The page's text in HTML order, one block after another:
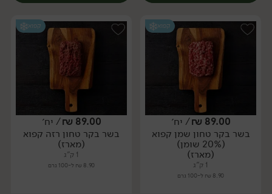
מארז מארז
קפוא
89.00
₪/ יח׳
בשר בקר טחון שמן קפוא
(20% שומן)
(מארז)
1 ק"ג
8.90 ₪ ל-100 גרם
קפוא
89.00
₪/ יח׳
בשר בקר טחון רזה קפוא
(מארז)
1 ק"ג
8.90 ₪ ל-100 גרם